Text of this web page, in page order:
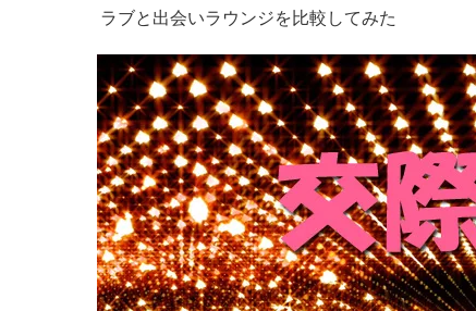
ラブと出会いラウンジを比較してみた